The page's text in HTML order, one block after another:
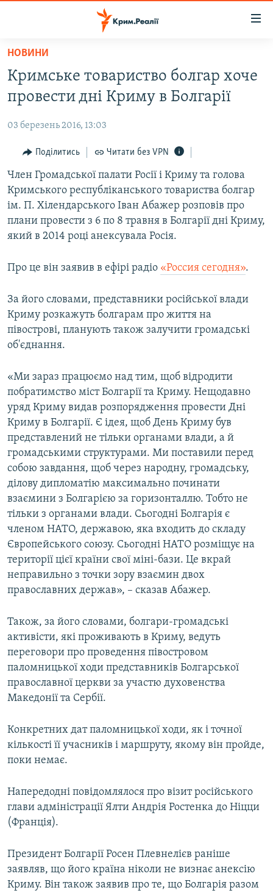
Перейти
основного
матеріалу
Перейти
до
навігації
Перейти
до
пошуку
ВОДА.КРИМ
ВІДЕО ТА ФОТО
ПОЛІТИКА
БЛОГИ
ПОГЛЯД
ІНТЕРВ'Ю
ВСЕ ЗА ДЕНЬ
СПЕЦПРОЕКТИ
ДЕПОРТАЦІЯ
СВІДЧЕННЯ ОКУПАЦІЇ
УКРАЇНСЬКА ПРОБЛЕМА КРИМУ
ІНФОГРАФІКА
ЯК ОБІЙТИ БЛОКУВАННЯ
Русский
Qırımtatar
ДОЛУЧАЙСЯ!
Усі сайти RFE/RL
НОВИНИ
Кримське товариство болгар хоче
провести дні Криму в Болгарії
03 березень 2016, 13:03
Поділитись Читати без VPN
Член Громадської палати Росії і Криму та голова
Кримського республіканського товариства болгар
ім. П. Хілендарського Іван Абажер розповів про
плани провести з 6 по 8 травня в Болгарії дні Криму,
який в 2014 році анексувала Росія.
Про це він заявив в ефірі радіо «Россия сегодня».
За його словами, представники російської влади
Криму розкажуть болгарам про життя на
півострові, планують також залучити громадські
об'єднання.
«Ми зараз працюємо над тим, щоб відродити
побратимство міст Болгарії та Криму. Нещодавно
уряд Криму видав розпорядження провести Дні
Криму в Болгарії. Є ідея, щоб День Криму був
представлений не тільки органами влади, а й
громадськими структурами. Ми поставили перед
собою завдання, щоб через народну, громадську,
ділову дипломатію максимально починати
взаємини з Болгарією за горизонталлю. Тобто не
тільки з органами влади. Сьогодні Болгарія є
членом НАТО, державою, яка входить до складу
Європейського союзу. Сьогодні НАТО розміщує на
території цієї країни свої міні-бази. Це вкрай
неправильно з точки зору взаємин двох
православних держав», – сказав Абажер.
Також, за його словами, болгари-громадські
активісти, які проживають в Криму, ведуть
переговори про проведення півостровом
паломницької ходи представників Болгарської
православної церкви за участю духовенства
Македонії та Сербії.
Конкретних дат паломницької ходи, як і точної
кількості її учасників і маршруту, якому він пройде,
поки немає.
Напередодні повідомлялося про візит російського
глави адміністрації Ялти Андрія Ростенка до Ніцци
(Франція).
Президент Болгарії Росен Плевнелієв раніше
заявляв, що його країна ніколи не визнає анексію
Криму. Він також заявив про те, що Болгарія разом